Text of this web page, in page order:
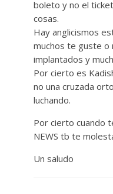
boleto y no el
cosas.
Hay anglicismos
muchos te guste o
implantados y
Por cierto es
no una cruzada
luchando.
Por cierto cuando
NEWS tb te
Un saludo